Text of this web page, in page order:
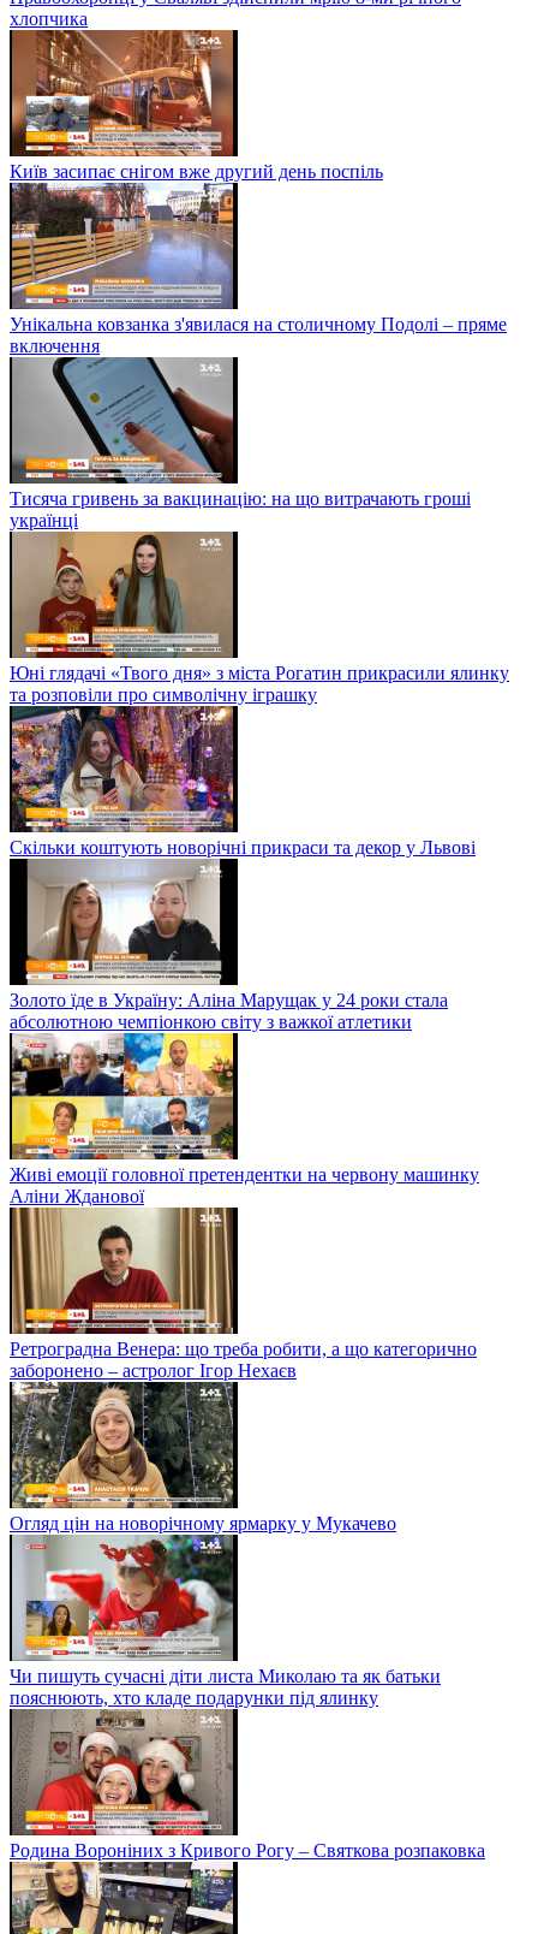
хлопчика
Київ засипає снігом вже другий день поспіль
Унікальна ковзанка з'явилася на столичному Подолі – пряме
включення
Тисяча гривень за вакцинацію: на що витрачають гроші
українці
Юні глядачі «Твого дня» з міста Рогатин прикрасили ялинку
та розповіли про символічну іграшку
Скільки коштують новорічні прикраси та декор у Львові
Золото їде в Україну: Аліна Марущак у 24 роки стала
абсолютною чемпіонкою світу з важкої атлетики
Живі емоції головної претендентки на червону машинку
Аліни Жданової
Ретроградна Венера: що треба робити, а що категорично
заборонено – астролог Ігор Нехаєв
Огляд цін на новорічному ярмарку у Мукачево
Чи пишуть сучасні діти листа Миколаю та як батьки
пояснюють, хто кладе подарунки під ялинку
Родина Вороніних з Кривого Рогу – Святкова розпаковка